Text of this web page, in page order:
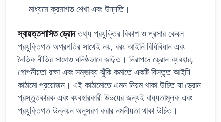
মাধ্যমে ক্রমাগত শেখা এবং উন্নতি।
স্বায়ত্তশাসিত ড্রোনতথ্য প্রযুক্তির বিকাশ ও প্রসার কেবল
প্রযুক্তিগত অগ্রগতির সাথেই নয়, বরং আইনি বিধিবিধান এবং
নৈতিক নীতির সাথেও ঘনিষ্ঠভাবে জড়িত। নিরাপদে ড্রোন ব্যবহার,
গোপনীয়তা রক্ষা এবং সম্ভাব্য ঝুঁকি কমাতে একটি বিস্তৃত আইনি
কাঠামো প্রয়োজন। এই কাঠামোতে এমন নিয়ম থাকা উচিত যা ড্রোন
প্রস্তুতকারক এবং ব্যবহারকারী উভয়ের জন্যই বাধ্যতামূলক এবং
প্রযুক্তিগত উন্নয়ন অনুসরণ করার নমনীয়তা থাকা উচিত।